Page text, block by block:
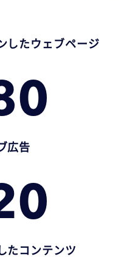
したウェブページ
広告
たコンテンツ